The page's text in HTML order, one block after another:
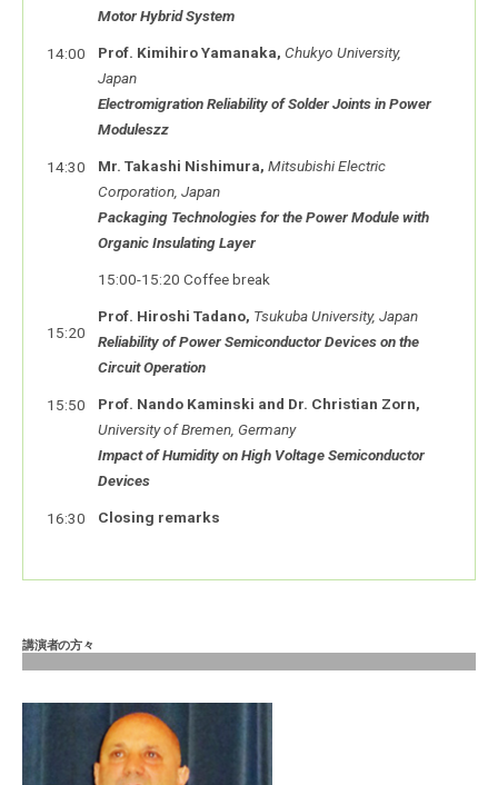
Motor Hybrid System
14:00 Prof. Kimihiro Yamanaka, Chukyo University,
Japan
Electromigration Reliability of Solder Joints in Power
Moduleszz
14:30 Mr. Takashi Nishimura, Mitsubishi Electric
Corporation, Japan
Packaging Technologies for the Power Module with
Organic Insulating Layer
15:00-15:20 Coffee break
15:20
Prof. Hiroshi Tadano, Tsukuba University, Japan
Reliability of Power Semiconductor Devices on the
Circuit Operation
15:50
Prof. Nando Kaminski and Dr. Christian Zorn,
University of Bremen, Germany
Impact of Humidity on High Voltage Semiconductor
Devices
16:30 Closing remarks
講演者の方々